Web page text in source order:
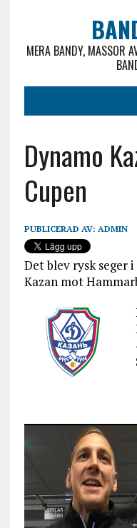
MERA BANDY, MASSOR
Dynamo
Cupen
PUBLICERAD AV: ADMIN
Det blev rysk seger
Kazan mot